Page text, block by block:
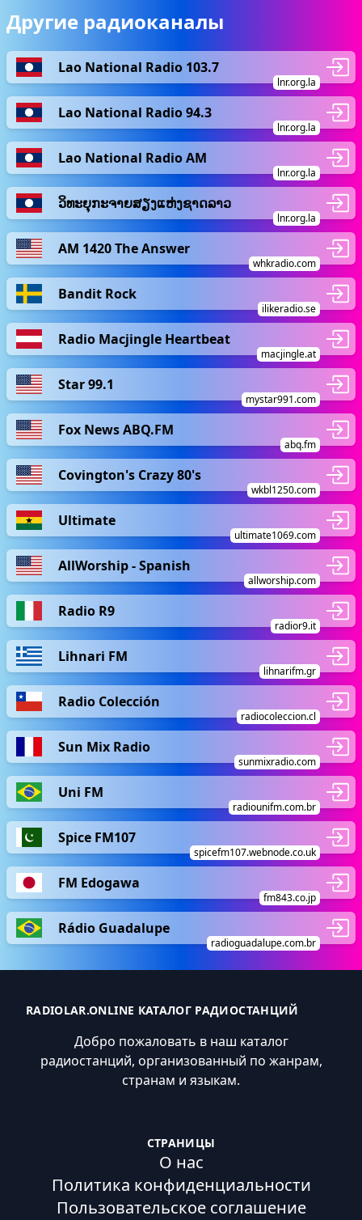
Другие радиоканалы
Lao National Radio 103.7
lnr.org.la
Lao National Radio 94.3
lnr.org.la
Lao National Radio AM
lnr.org.la
ວິທະຍຸກະຈາຍສຽງແຫ່ງຊາດລາວ
lnr.org.la
AM 1420 The Answer
whkradio.com
Bandit Rock
ilikeradio.se
Radio Macjingle Heartbeat
macjingle.at
Star 99.1
mystar991.com
Fox News ABQ.FM
abq.fm
Covington's Crazy 80's
wkbl1250.com
Ultimate
ultimate1069.com
AllWorship - Spanish
allworship.com
Radio R9
radior9.it
Lihnari FM
lihnarifm.gr
Radio Colección
radiocoleccion.cl
Sun Mix Radio
sunmixradio.com
Uni FM
radiounifm.com.br
Spice FM107
spicefm107.webnode.co.uk
FM Edogawa
fm843.co.jp
Rádio Guadalupe
radioguadalupe.com.br
RADIOLAR.ONLINE КАТАЛОГ РАДИОСТАНЦИЙ
Добро пожаловать в наш каталог
радиостанций, организованный по жанрам,
странам и языкам.
СТРАНИЦЫ
О нас
Политика конфиденциальности
Пользовательское соглашение